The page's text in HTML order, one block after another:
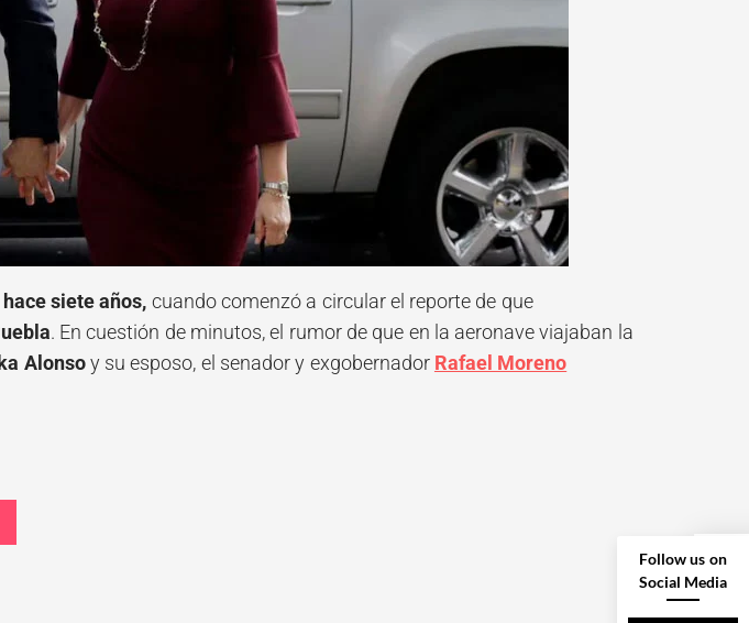
siete años, cuando comenzó a circular el reporte de que
. En cuestión de minutos, el rumor de que en la aeronave viajaban la
Alonsoy su esposo, el senador y exgobernador Rafael Moreno
Follow us on
Social Media